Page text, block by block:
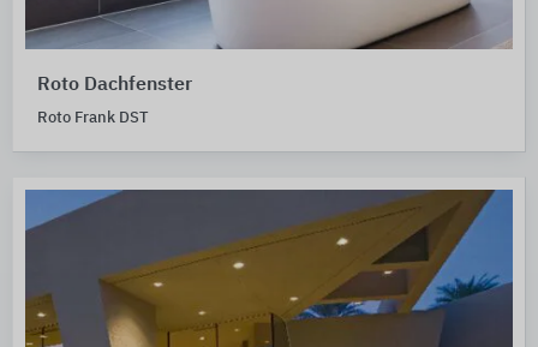
Roto Dachfenster
Roto Frank DST